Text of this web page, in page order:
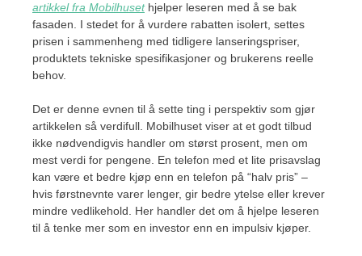
artikkel fra Mobilhusethjelper leseren med å se bak
fasaden. I stedet for å vurdere rabatten isolert, settes
prisen i sammenheng med tidligere lanseringspriser,
produktets tekniske spesifikasjoner og brukerens reelle
behov.
Det er denne evnen til å sette ting i perspektiv som gjør
artikkelen så verdifull. Mobilhuset viser at et godt tilbud
ikke nødvendigvis handler om størst prosent, men om
mest verdi for pengene. En telefon med et lite prisavslag
kan være et bedre kjøp enn en telefon på “halv pris” –
hvis førstnevnte varer lenger, gir bedre ytelse eller krever
mindre vedlikehold. Her handler det om å hjelpe leseren
til å tenke mer som en investor enn en impulsiv kjøper.